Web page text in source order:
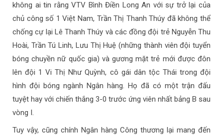
không ai tin rằng VTV Bình Điền Long An với sự trở lại của
chủ công số 1 Việt Nam, Trần Thị Thanh Thúy đã không thể
chống cự lại Lê Thanh Thúy và các đồng đội trẻ Nguyễn Thu
Hoài, Trần Tú Linh, Lưu Thị Huệ (những thành viên đội tuyển
bóng chuyền nữ quốc gia) và gương mặt trẻ mới được đôn
lên đội 1 Vi Thị Như Quỳnh, cô gái dân tộc Thái trong đội
hình đội bóng ngành Ngân hàng. Họ đã có một trận đấu
tuyệt hay với chiến thắng 3-0 trước ứng viên nhất bảng B sau
vòng I.
Tuy vậy, cũng chính Ngân hàng Công thương lại mang đến